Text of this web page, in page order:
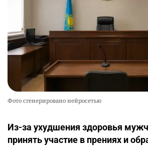
Фото сгенерировано нейросетью
Из-за ухудшения здоровья
принять участие в прениях и